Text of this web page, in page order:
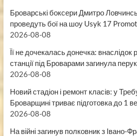
Броварські боксери Дмитро
проведуть бої на шоу Usyk 17
2026-08-08
Її не дочекалась донечка: внаслідок
станції під Броварами загинула
2026-08-08
Новий стадіон і ремонт класів: у
Броварщині триває підготовка до 1
2026-08-08
На війні загинув полковник з Івано-